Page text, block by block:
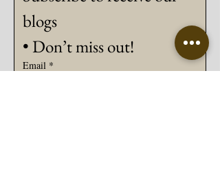
blogs
• Don’t miss out!
Email *